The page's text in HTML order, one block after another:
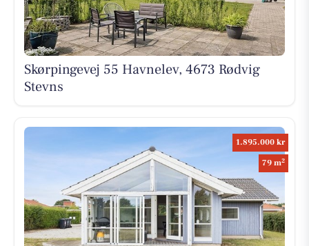
Skørpingevej 55 Havnelev, 4673 Rødvig
Stevns
1.895.000 kr
79 m2